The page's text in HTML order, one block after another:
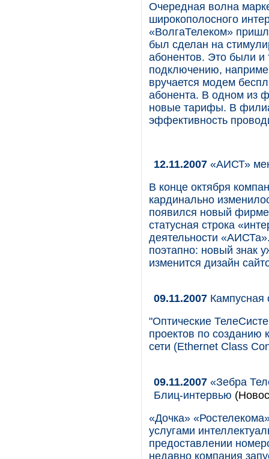
Очередная волна
широкополосного
«ВолгаТелеком»
был сделан на
абонентов. Это были и
подключению,
вручается модем
абонента. В одном из
новые тарифы. В
эффективность
12.11.2007 «АИСТ»
В конце октября
кардинально
появился новый
статусная строка
деятельности
поэтапно: новый знак
изменится дизайн
09.11.2007
"Оптические
проектов по созданию
сети (Ethernet Class
09.11.2007 «Зебра
Блиц-интервью
«Дочка»
услугами
предоставлении
недавно компания